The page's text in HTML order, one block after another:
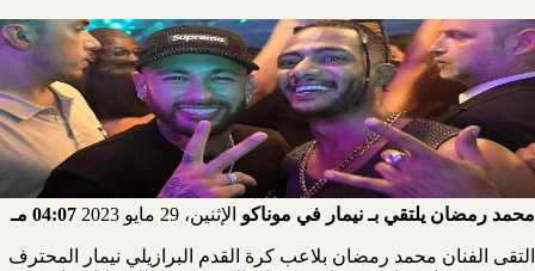
محمد رمضان يلتقي بـ نيمار في موناكو الإثنين، 29 مايو 2023 04:07 مـ
التقى الفنان محمد رمضان بلاعب كرة القدم البرازيلي نيمار المحترف